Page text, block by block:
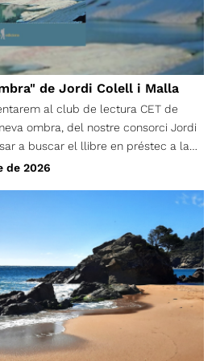
de Jordi Colell i Malla
al club de lectura CET de
ombra, del nostre consorci Jordi
a divendres de 17h a 20h. La
adjunt. (Feu-la tant si teniu el
l’estem llegint) Preu: Socis/es
de 2026